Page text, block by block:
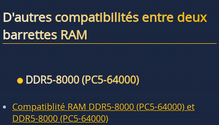
D'autres compatibilités entre deux
barrettes RAM
DDR5-8000 (PC5-64000)
Compatiblité RAM DDR5-8000 (PC5-64000) et
DDR5-8000 (PC5-64000)